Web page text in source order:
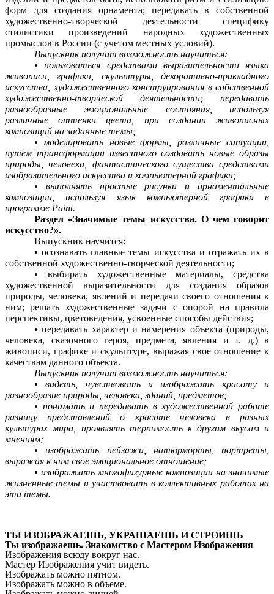
форм для создания орнамента; передавать в собственной
художественно-творческой деятельности специфику
стилистики произведений народных художественных
промыслов в России (с учетом местных условий).
Выпускник получит возможность научиться:
• пользоваться средствами выразительности языка
живописи, графики, скульптуры, декоративно-прикладного
искусства, художественного конструирования в собственной
художественно-творческой деятельности; передавать
разнообразные эмоциональные состояния, используя
различные оттенки цвета, при создании живописных
композиций на заданные темы;
• моделировать новые формы, различные ситуации,
путем трансформации известного создавать новые образы
природы, человека, фантастического существа средствами
изобразительного искусства и компьютерной графики;
• выполнять простые рисунки и орнаментальные
композиции, используя язык компьютерной графики в
программе Paint.
Раздел «Значимые темы искусства. О чем говорит
искусство?».
Выпускник научится:
• осознавать главные темы искусства и отражать их в
собственной художественно-творческой деятельности;
• выбирать художественные материалы, средства
художественной выразительности для создания образов
природы, человека, явлений и передачи своего отношения к
ним; решать художественные задачи с опорой на правила
перспективы, цветоведения, усвоенные способы действия;
• передавать характер и намерения объекта (природы,
человека, сказочного героя, предмета, явления и т. д.) в
живописи, графике и скульптуре, выражая свое отношение к
качествам данного объекта.
Выпускник получит возможность научиться:
• видеть, чувствовать и изображать красоту и
разнообразие природы, человека, зданий, предметов;
• понимать и передавать в художественной работе
разницу представлений о красоте человека в разных
культурах мира, проявлять терпимость к другим вкусам и
мнениям;
• изображать пейзажи, натюрморты, портреты,
выражая к ним свое эмоциональное отношение;
• изображать многофигурные композиции на значимые
жизненные темы и участвовать в коллективных работах на
эти темы.
ТЫ ИЗОБРАЖАЕШЬ, УКРАШАЕШЬ И СТРОИШЬ
Ты изображаешь. Знакомство с Мастером Изображения
Изображения всюду вокруг нас.
Мастер Изображения учит видеть.
Изображать можно пятном.
Изображать можно в объеме.